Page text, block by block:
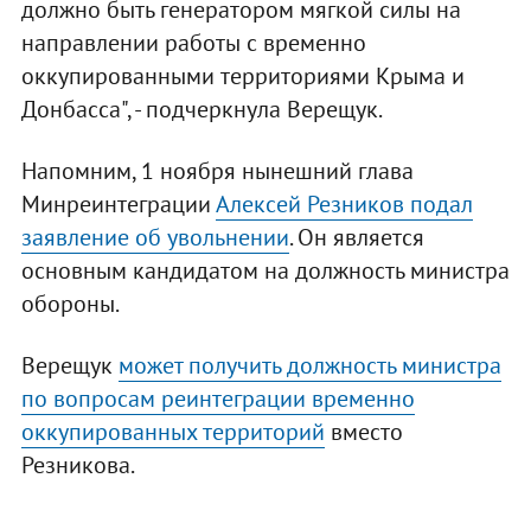
должно быть генератором мягкой силы на
направлении работы с временно
оккупированными территориями Крыма и
Донбасса", - подчеркнула Верещук.
Напомним, 1 ноября нынешний глава
МинреинтеграцииАлексей Резников подал
заявление об увольнении. Он является
основным кандидатом на должность министра
обороны.
Верещук может получить должность министра
по вопросам реинтеграции временно
оккупированных территорий вместо
Резникова.